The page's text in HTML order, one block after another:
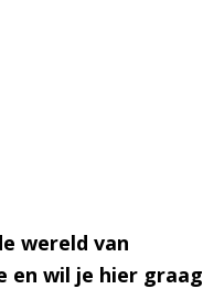
wereld van
en wil je hier graag